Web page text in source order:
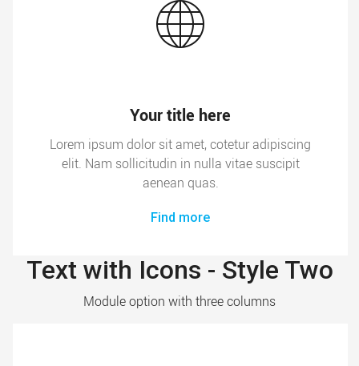
Your title here
Lorem ipsum dolor sit amet, cotetur adipiscing
elit. Nam sollicitudin in nulla vitae suscipit
aenean quas.
Find more
Text with Icons - Style Two
Module option with three columns